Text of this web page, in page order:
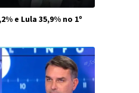
e Lula 35,9% no 1º